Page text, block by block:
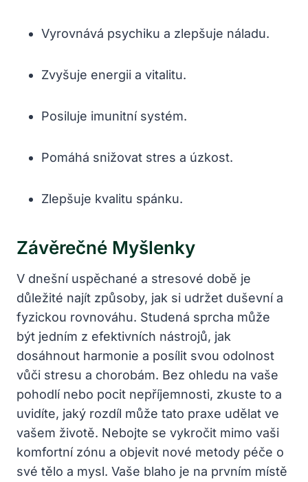
Vyrovnává psychiku a zlepšuje náladu.
Zvyšuje energii a vitalitu.
Posiluje imunitní systém.
Pomáhá snižovat stres a úzkost.
Zlepšuje kvalitu spánku.
Závěrečné Myšlenky
V dnešní uspěchané a stresové době je
důležité najít způsoby, jak si udržet duševní a
fyzickou rovnováhu. Studená sprcha může
být jedním z efektivních nástrojů, jak
dosáhnout harmonie a posílit svou odolnost
vůči stresu a chorobám. Bez ohledu na vaše
pohodlí nebo pocit nepříjemnosti, zkuste to a
uvidíte, jaký rozdíl může tato praxe udělat ve
vašem životě. Nebojte se vykročit mimo vaši
komfortní zónu a objevit nové metody péče o
své tělo a mysl. Vaše blaho je na prvním místě